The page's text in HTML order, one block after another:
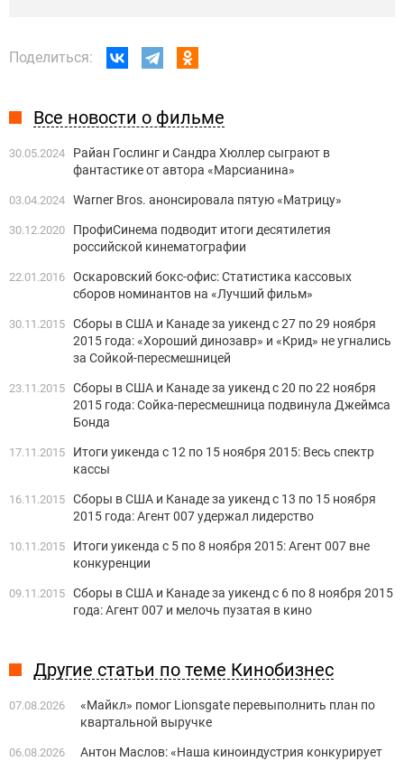
Поделиться:
Все новости о фильме
30.05.2024
Райан Гослинг и Сандра Хюллер сыграют в
фантастике от автора «Марсианина»
03.04.2024 Warner Bros. анонсировала пятую «Матрицу»
30.12.2020
ПрофиСинема подводит итоги десятилетия
российской кинематографии
22.01.2016 Оскаровский бокс-офис: Статистика кассовых
сборов номинантов на «Лучший фильм»
30.11.2015 Сборы в США и Канаде за уикенд с 27 по 29 ноября
2015 года: «Хороший динозавр» и «Крид» не угнались
за Сойкой-пересмешницей
23.11.2015 Сборы в США и Канаде за уикенд с 20 по 22 ноября
2015 года: Сойка-пересмешница подвинула Джеймса
Бонда
17.11.2015
Итоги уикенда с 12 по 15 ноября 2015: Весь спектр
кассы
16.11.2015 Сборы в США и Канаде за уикенд с 13 по 15 ноября
2015 года: Агент 007 удержал лидерство
10.11.2015
Итоги уикенда с 5 по 8 ноября 2015: Агент 007 вне
конкуренции
09.11.2015 Сборы в США и Канаде за уикенд с 6 по 8 ноября 2015
года: Агент 007 и мелочь пузатая в кино
Другие статьи по теме Кинобизнес
07.08.2026
«Майкл» помог Lionsgate перевыполнить план по
квартальной выручке
06.08.2026
Антон Маслов: «Наша киноиндустрия конкурирует